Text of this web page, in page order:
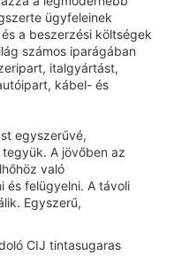
ügyfeleinek
a beszerzési költségek
számos iparágában
italgyártást,
kábel- és
egyszerűvé,
A jövőben az
való
és felügyelni. A távoli
Egyszerű,